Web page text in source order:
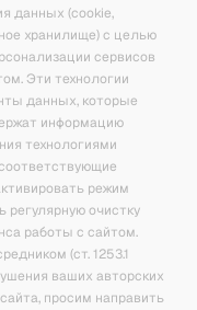
данных (cookie,
хранилище) с целью
сервисов
Эти технологии
данных, которые
информацию
технологиями
режим
регулярную очистку
работы с сайтом.
(ст. 1253.1
ваших авторских
просим направить